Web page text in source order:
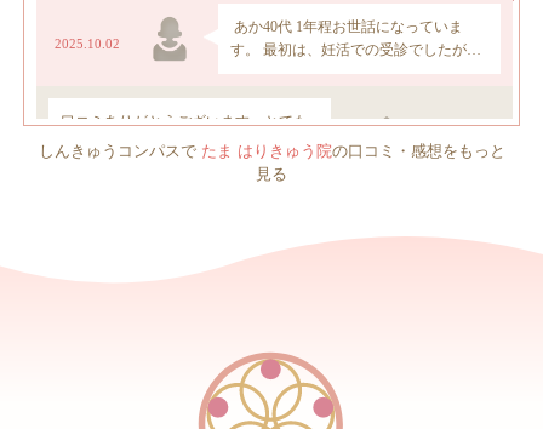
しんきゅうコンパスで たま はりきゅう院の口コミ・感想をもっと
見る